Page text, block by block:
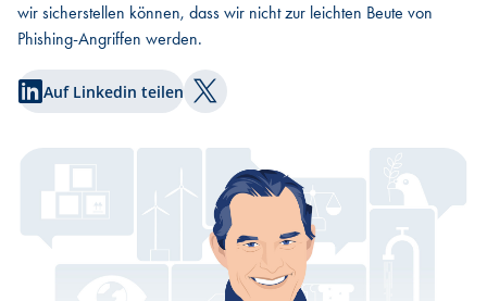
wir sicherstellen können, dass wir nicht zur leichten Beute von
Phishing-Angriffen werden.
Auf Linkedin teilen Auf Twitter teilen